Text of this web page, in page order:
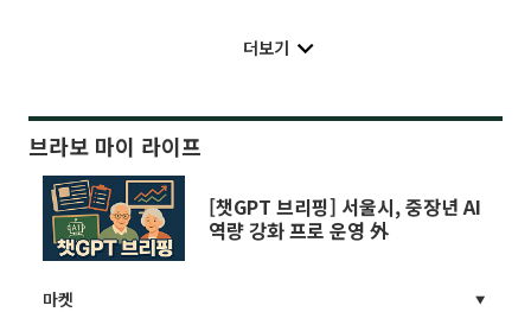
더보기
브라보 마이 라이프
[챗GPT 브리핑] 서울시, 중장년 AI
역량 강화 프로 운영 外
마켓